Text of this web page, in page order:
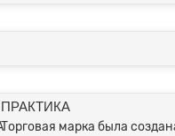
ПРАКТИКА
Торговая марка была